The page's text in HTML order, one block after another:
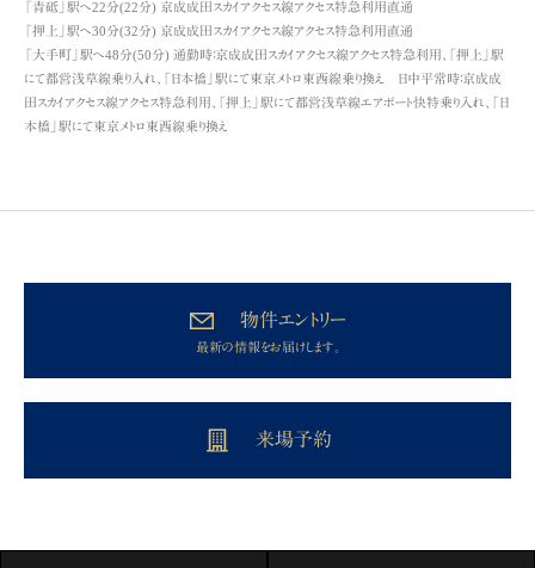
「青砥」駅へ22分(22分) 京成成田スカイアクセス線アクセス特急利用直通
「押上」駅へ30分(32分) 京成成田スカイアクセス線アクセス特急利用直通
「大手町」駅へ48分(50分) 通勤時：京成成田スカイアクセス線アクセス特急利用、「押上」駅
にて都営浅草線乗り入れ、「日本橋」駅にて東京メトロ東西線乗り換え 日中平常時：京成成
田スカイアクセス線アクセス特急利用、「押上」駅にて都営浅草線エアポート快特乗り入れ、「日
本橋」駅にて東京メトロ東西線乗り換え
物件エントリー
最新の情報をお届けします。
来場予約